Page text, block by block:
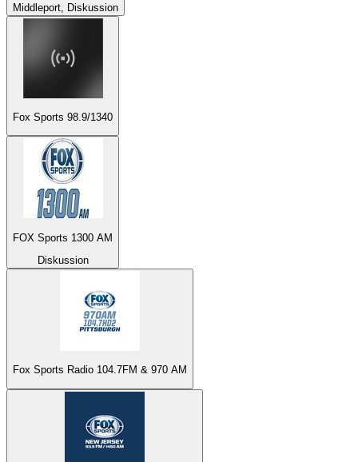
Middleport, Diskussion
Fox Sports 98.9/1340
FOX Sports 1300 AM
Diskussion
Fox Sports Radio 104.7FM & 970 AM